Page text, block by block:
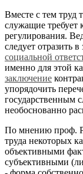
Вместе с тем труд
служащие требует
регулирования.
следует отразить
социальной
именно для этой
заключение
упорядочить
государственным
необоснованно
По мнению проф.
труда некоторых
объективными
субъективными